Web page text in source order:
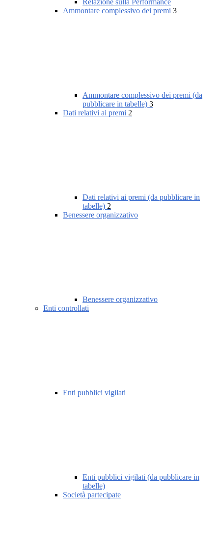
Relazione sulla Performance
Ammontare complessivo dei premi 3
Ammontare complessivo dei premi (da
pubblicare in tabelle) 3
Dati relativi ai premi 2
Dati relativi ai premi (da pubblicare in
tabelle) 2
Benessere organizzativo
Benessere organizzativo
Enti controllati
Enti pubblici vigilati
Enti pubblici vigilati (da pubblicare in
tabelle)
Società partecipate